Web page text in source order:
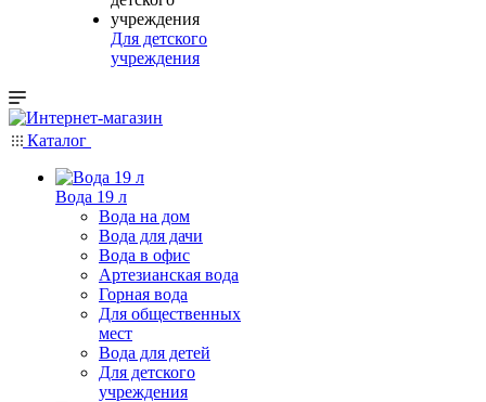
Для детского
учреждения
Каталог
Вода 19 л
Вода на дом
Вода для дачи
Вода в офис
Артезианская вода
Горная вода
Для общественных
мест
Вода для детей
Для детского
учреждения